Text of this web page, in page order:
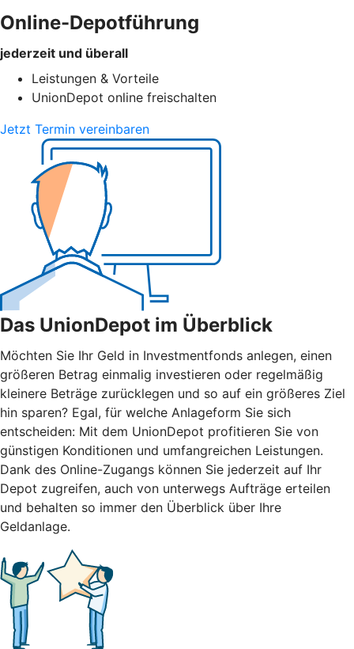
Online-Depotführung
jederzeit und überall
Leistungen & Vorteile
UnionDepot online freischalten
Jetzt Termin vereinbaren
Das UnionDepot im Überblick
Möchten Sie Ihr Geld in Investmentfonds anlegen, einen
größeren Betrag einmalig investieren oder regelmäßig
kleinere Beträge zurücklegen und so auf ein größeres Ziel
hin sparen? Egal, für welche Anlageform Sie sich
entscheiden: Mit dem UnionDepot profitieren Sie von
günstigen Konditionen und umfangreichen Leistungen.
Dank des Online-Zugangs können Sie jederzeit auf Ihr
Depot zugreifen, auch von unterwegs Aufträge erteilen
und behalten so immer den Überblick über Ihre
Geldanlage.